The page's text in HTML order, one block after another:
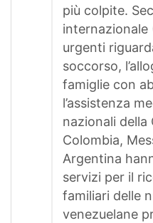
più colpite.
internazionale
urgenti
soccorso,
famiglie con
l’assistenza
nazionali della
Colombia,
Argentina
servizi per il
familiari delle
venezuelane